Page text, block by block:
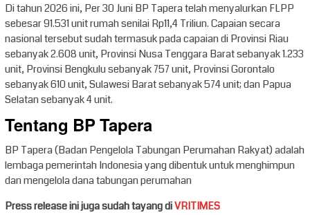
Di tahun 2026 ini, Per 30 Juni BP Tapera telah menyalurkan FLPP
sebesar 91.531 unit rumah senilai Rp11,4 Triliun. Capaian secara
nasional tersebut sudah termasuk pada capaian di Provinsi Riau
sebanyak 2.608 unit, Provinsi Nusa Tenggara Barat sebanyak 1.233
unit, Provinsi Bengkulu sebanyak 757 unit, Provinsi Gorontalo
sebanyak 610 unit, Sulawesi Barat sebanyak 574 unit; dan Papua
Selatan sebanyak 4 unit.
Tentang BP Tapera
BP Tapera (Badan Pengelola Tabungan Perumahan Rakyat) adalah
lembaga pemerintah Indonesia yang dibentuk untuk menghimpun
dan mengelola dana tabungan perumahan
Press release ini juga sudah tayang diVRITIMES